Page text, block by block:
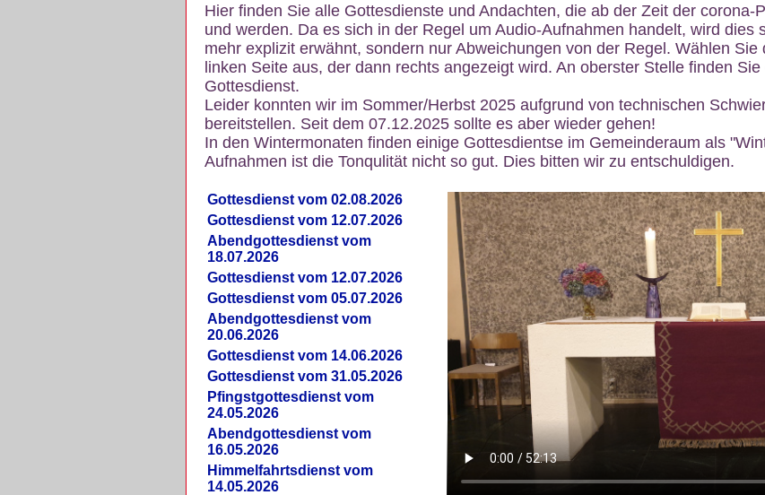
Hier finden Sie alle Gottesdienste und Andachten, die ab der Zeit der corona-
und werden. Da es sich in der Regel um Audio-Aufnahmen handelt, wird dies
mehr explizit erwähnt, sondern nur Abweichungen von der Regel. Wählen Sie
linken Seite aus, der dann rechts angezeigt wird. An oberster Stelle finden
Gottesdienst.
Leider konnten wir im Sommer/Herbst 2025 aufgrund von technischen
bereitstellen. Seit dem 07.12.2025 sollte es aber wieder gehen!
In den Wintermonaten finden einige Gottesdientse im Gemeinderaum als
Aufnahmen ist die Tonqulität nicht so gut. Dies bitten wir zu entschuldigen.
Gottesdienst vom 02.08.2026
Gottesdienst vom 12.07.2026
Abendgottesdienst vom
18.07.2026
Gottesdienst vom 12.07.2026
Gottesdienst vom 05.07.2026
Abendgottesdienst vom
20.06.2026
Gottesdienst vom 14.06.2026
Gottesdienst vom 31.05.2026
Pfingstgottesdienst vom
24.05.2026
Abendgottesdienst vom
16.05.2026
Himmelfahrtsdienst vom
14.05.2026